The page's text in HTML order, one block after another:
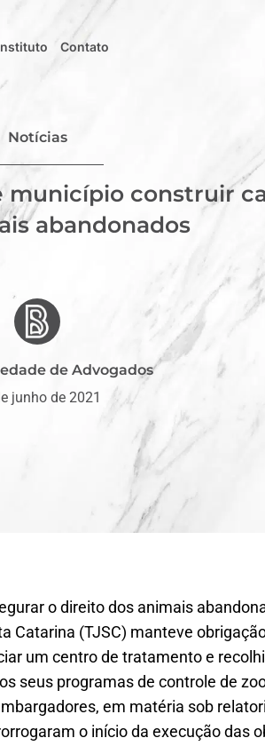
Contato
Notícias
município construir
abandonados
de Advogados
junho de 2021
o direito dos animais
Catarina (TJSC) manteve
um centro de tratamento e
seus programas de controle de
em matéria sob
o início da execução das